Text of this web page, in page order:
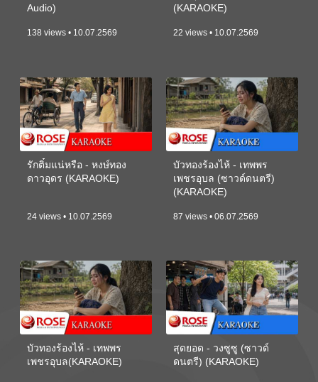
Audio)
138 views • 10.07.2569
(KARAOKE)
22 views • 10.07.2569
รักติ๋มแน่หรือ - หงษ์ทอง
ดาวอุดร (KARAOKE)
24 views • 10.07.2569
บัวทองร้องไห้ - เทพพร
เพชรอุบล (ซาวด์ดนตรี)
(KARAOKE)
87 views • 06.07.2569
บัวทองร้องไห้ - เทพพร
เพชรอุบล(KARAOKE)
สุดยอด - วงซูซู (ซาวด์
ดนตรี) (KARAOKE)